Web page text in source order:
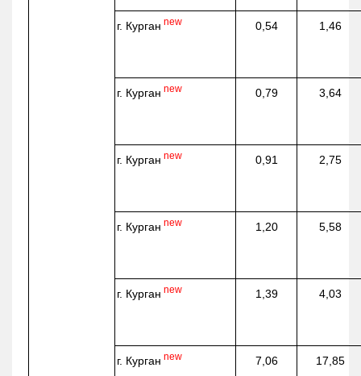
г. Курган new 0,54 1,46
г. Курган new 0,79 3,64
г. Курган new 0,91 2,75
г. Курган new 1,20 5,58
г. Курган new 1,39 4,03
г. Курган new 7,06 17,85